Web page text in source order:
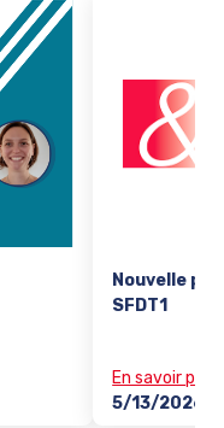
Nouvelle
SFDT1
En savoir plus
5/13/2026